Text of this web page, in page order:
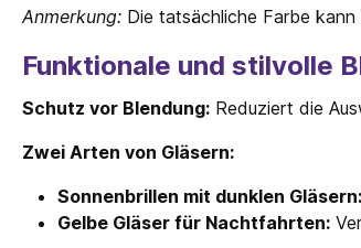
Anmerkung: Die tatsächliche Farbe
Funktionale und stilvolle
Schutz vor Blendung: Reduziert die
Zwei Arten von Gläsern:
Sonnenbrillen mit dunklen Gläsern:
Gelbe Gläser für Nachtfahrten: